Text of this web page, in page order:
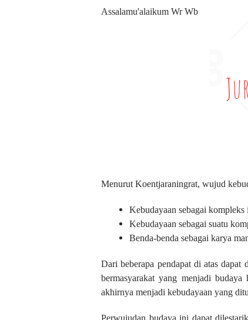
Assalamu'alaikum Wr Wb
Menurut Koentjaraningrat, wujud
Kebudayaan sebagai kompleks
Kebudayaan sebagai suatu
Benda-benda sebagai karya
Dari beberapa pendapat di atas dapat
bermasyarakat yang menjadi
akhirnya menjadi kebudayaan yang
Perwujudan budaya ini dapat